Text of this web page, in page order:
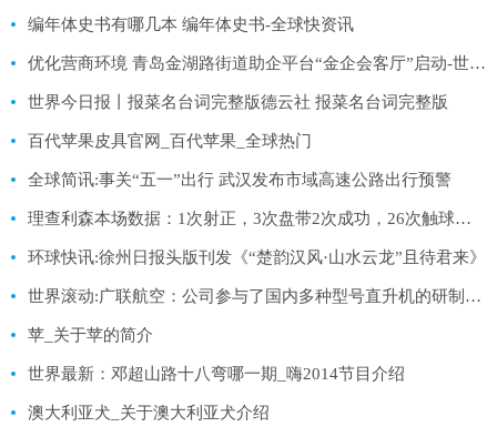
编年体史书有哪几本 编年体史书-全球快资讯
优化营商环境 青岛金湖路街道助企平台“金企会客厅”启动-世界视点
世界今日报丨报菜名台词完整版德云社 报菜名台词完整版
百代苹果皮具官网_百代苹果_全球热门
全球简讯:事关“五一”出行 武汉发布市域高速公路出行预警
理查利森本场数据：1次射正，3次盘带2次成功，26次触球，评分6.7 今头条
环球快讯:徐州日报头版刊发《“楚韵汉风·山水云龙”且待君来》
世界滚动:广联航空：公司参与了国内多种型号直升机的研制工作，在复合材料成型领域具有突出技术优势
苹_关于苹的简介
世界最新：邓超山路十八弯哪一期_嗨2014节目介绍
澳大利亚犬_关于澳大利亚犬介绍